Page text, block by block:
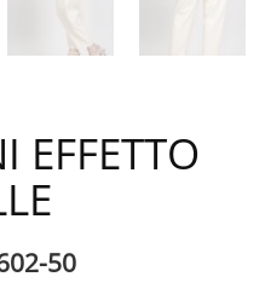
EFFETTO
50